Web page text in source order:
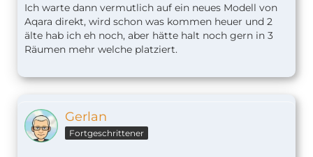
Ich warte dann vermutlich auf ein neues Modell von
Aqara direkt, wird schon was kommen heuer und 2
älte hab ich eh noch, aber hätte halt noch gern in 3
Räumen mehr welche platziert.
Gerlan
Fortgeschrittener